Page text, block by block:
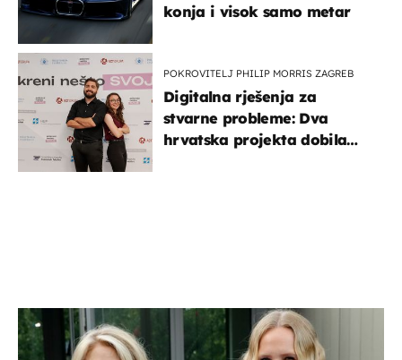
konja i visok samo metar
POKROVITELJ PHILIP MORRIS ZAGREB
Digitalna rješenja za
stvarne probleme: Dva
hrvatska projekta dobila